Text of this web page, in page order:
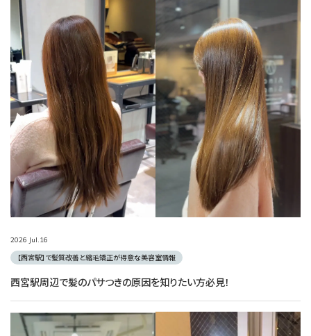
2026 Jul.16
【西宮駅】で髪質改善と縮毛矯正が得意な美容室情報
西宮駅周辺で髪のパサつきの原因を知りたい方必見！